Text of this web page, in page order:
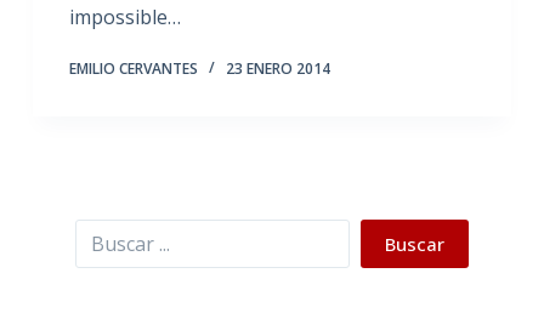
impossible…
EMILIO CERVANTES 23 ENERO 2014
Buscar Buscar